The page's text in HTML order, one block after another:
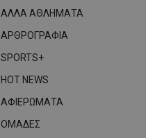
ΑΛΛΑ ΑΘΛΗΜΑΤΑ
ΑΡΘΡΟΓΡΑΦΙΑ
SPORTS+
HOT NEWS
ΑΦΙΕΡΩΜΑΤΑ
ΟΜΑΔΕΣ